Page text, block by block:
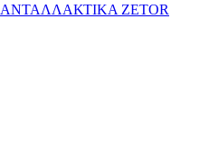
ΑΝΤΑΛΛΑΚΤΙΚΑ ZETOR